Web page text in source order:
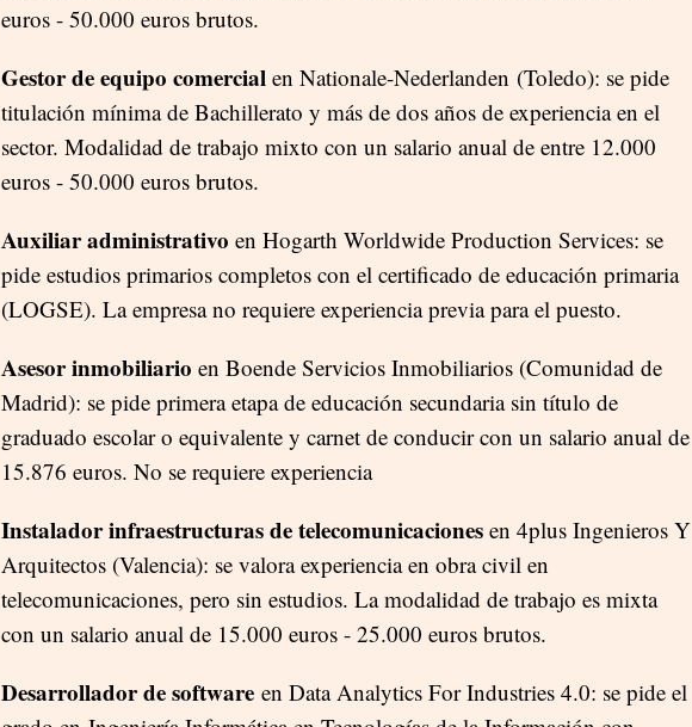
euros - 50.000 euros brutos.
Gestor de equipo comercial en Nationale-Nederlanden (Toledo): se pide
titulación mínima de Bachillerato y más de dos años de experiencia en el
sector. Modalidad de trabajo mixto con un salario anual de entre 12.000
euros - 50.000 euros brutos.
Auxiliar administrativo en Hogarth Worldwide Production Services: se
pide estudios primarios completos con el certificado de educación primaria
(LOGSE). La empresa no requiere experiencia previa para el puesto.
Asesor inmobiliario en Boende Servicios Inmobiliarios (Comunidad de
Madrid): se pide primera etapa de educación secundaria sin título de
graduado escolar o equivalente y carnet de conducir con un salario anual de
15.876 euros. No se requiere experiencia
Instalador infraestructuras de telecomunicaciones en 4plus Ingenieros Y
Arquitectos (Valencia): se valora experiencia en obra civil en
telecomunicaciones, pero sin estudios. La modalidad de trabajo es mixta
con un salario anual de 15.000 euros - 25.000 euros brutos.
Desarrollador de software en Data Analytics For Industries 4.0: se pide el